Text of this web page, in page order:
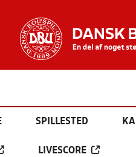
SPILLESTED
LIVESCORE